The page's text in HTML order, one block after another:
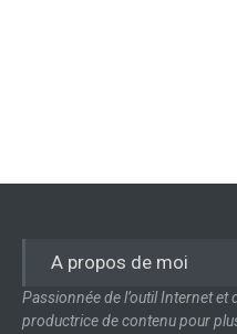
A propos de moi
Passionnée de l’outil Internet
productrice de contenu pour